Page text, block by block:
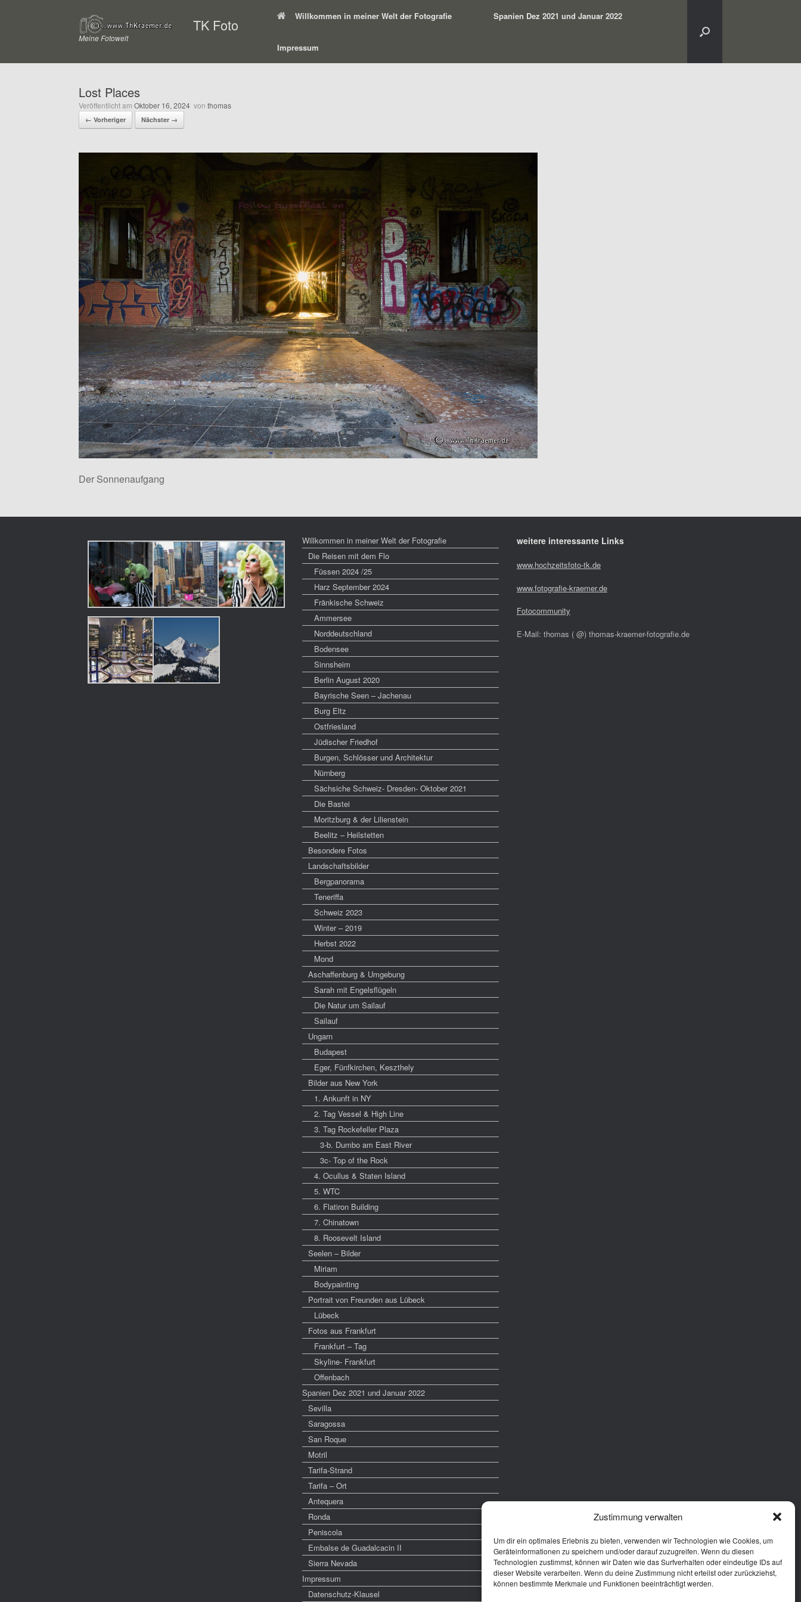
Zustimmung verwalten
Um dir ein optimales Erlebnis zu bieten, verwenden wir Technologien wie Cookies, um
Geräteinformationen zu speichern und/oder darauf zuzugreifen. Wenn du diesen
Technologien zustimmst, können wir Daten wie das Surfverhalten oder eindeutige IDs auf
dieser Website verarbeiten. Wenn du deine Zustimmung nicht erteilst oder zurückziehst,
können bestimmte Merkmale und Funktionen beeinträchtigt werden.
TK Foto
Meine Fotowelt
Willkommen in meiner Welt der Fotografie Spanien Dez 2021 und Januar 2022
Impressum
Lost Places
Veröffentlicht am Oktober 16, 2024 von thomas
← Vorheriger Nächster →
Der Sonnenaufgang
Willkommen in meiner Welt der Fotografie
Die Reisen mit dem Flo
Füssen 2024 /25
Harz September 2024
Fränkische Schweiz
Ammersee
Norddeutschland
Bodensee
Sinnsheim
Berlin August 2020
Bayrische Seen – Jachenau
Burg Eltz
Ostfriesland
Jüdischer Friedhof
Burgen, Schlösser und Architektur
Nürnberg
Sächsiche Schweiz- Dresden- Oktober 2021
Die Bastei
Moritzburg & der Lilienstein
Beelitz – Heilstetten
Besondere Fotos
Landschaftsbilder
Bergpanorama
Teneriffa
Schweiz 2023
Winter – 2019
Herbst 2022
Mond
Aschaffenburg & Umgebung
Sarah mit Engelsflügeln
Die Natur um Sailauf
Sailauf
Ungarn
Budapest
Eger, Fünfkirchen, Keszthely
Bilder aus New York
1. Ankunft in NY
2. Tag Vessel & High Line
3. Tag Rockefeller Plaza
3-b. Dumbo am East River
3c- Top of the Rock
4. Ocullus & Staten Island
5. WTC
6. Flatiron Building
7. Chinatown
8. Roosevelt Island
Seelen – Bilder
Miriam
Bodypainting
Portrait von Freunden aus Lübeck
Lübeck
Fotos aus Frankfurt
Frankfurt – Tag
Skyline- Frankfurt
Offenbach
Spanien Dez 2021 und Januar 2022
Sevilla
Saragossa
San Roque
Motril
Tarifa-Strand
Tarifa – Ort
Antequera
Ronda
Peniscola
Embalse de Guadalcacin II
Sierra Nevada
Impressum
Datenschutz-Klausel
weitere interessante Links
www.hochzeitsfoto-tk.de
www.fotografie-kraemer.de
Fotocommunity
E-Mail: thomas ( @) thomas-kraemer-fotografie.de